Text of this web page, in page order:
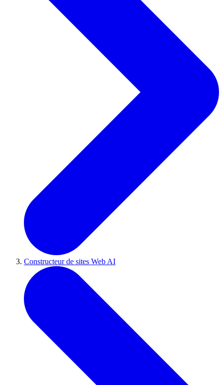
Constructeur de sites Web AI